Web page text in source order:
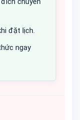
đặt lịch.
ngay